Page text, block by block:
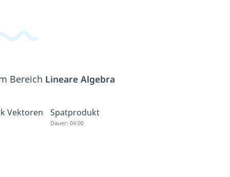
Bereich Lineare Algebra
Vektoren Spatprodukt
Dauer: 04:00